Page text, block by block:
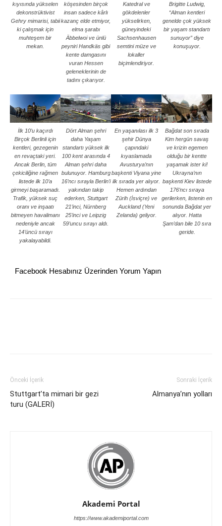
kıyısında yükselen
dekonstrüktivist
Gehry mimarisi, tabii
ki çalışmak için
muhteşem bir
mekan.
köşesinden birçok
insan sadece kârlı
kazanç elde etmiyor,
elma şarabı
Äbbelwoi ve ünlü
peyniri Handkäs gibi
kente damgasını
vuran Hessen
geleneklerinin de
tadını çıkarıyor.
Katedral ve
gökdelenler
yükselirken,
güneyindeki
Sachsenhausen
semtini müze ve
lokaller
biçimlendiriyor.
Brigitte Ludwig,
“Alman kentleri
genelde çok yüksek
bir yaşam standartı
sunuyor” diye
konuşuyor.
İlk 10’u kaçırdı
Birçok Berlinli için
kentleri, gezegenin
en revaçtaki yeri.
Ancak Berlin, tüm
çekiciliğine rağmen
listede ilk 10’a
girmeyi başaramadı.
Trafik, yüksek suç
oranı ve inşaatı
bitmeyen havalimanı
nedeniyle ancak
14’üncü sırayı
yakalayabildi.
Dört Alman şehri
daha Yaşam
standartı yüksek ilk
100 kent arasında 4
Alman şehri daha
bulunuyor. Hamburg
16’ncı sırayla Berlin’i
yakından takip
ederken, Stuttgart
21’inci, Nürnberg
25’inci ve Leipzig
59’uncu sırayı aldı.
En yaşanılası ilk 3
şehir Dünya
çapındaki
kıyaslamada
Avusturya’nın
başkenti Viyana yine
ilk sırada yer alıyor.
Hemen ardından
Zürih (İsviçre) ve
Auckland (Yeni
Zelanda) geliyor.
Bağdat son sırada
Kim hergün savaş
ve krizin egemen
olduğu bir kentte
yaşamak ister ki!
Ukrayna’nın
başkenti Kiev listede
176’ncı sıraya
gerilerken, listenin en
sonunda Bağdat yer
alıyor. Hatta
Şam’dan bile 10 sıra
geride.
Facebook Hesabınız Üzerinden Yorum Yapın
Önceki İçerik
Stuttgart’ta mimari bir gezi
turu (GALERİ)
Sonraki İçerik
Almanya’nın yolları
Akademi Portal
https://www.akademiportal.com